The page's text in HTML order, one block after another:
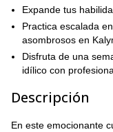
Expande tus
Practica escalada
asombrosos en
Disfruta de una
idílico con
Descripción
En este emocionante